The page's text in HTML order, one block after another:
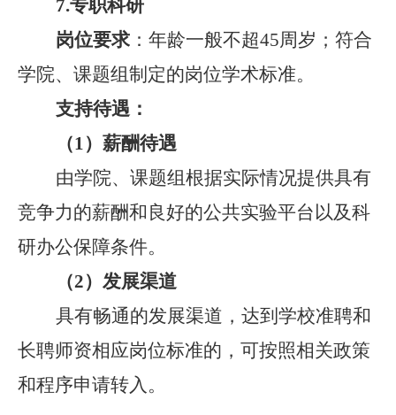
7.专职科研
岗位要求 ：年龄一般不超45周岁；符合
学院、课题组制定的岗位学术标准。
支持待遇：
（1） 薪酬待遇
由学院、课题组根据实际情况提供具有
竞争力的薪酬和良好的公共实验平台以及科
研办公保障条件。
（2） 发展渠道
具有畅通的发展渠道，达到学校准聘和
长聘师资相应岗位标准的，可按照相关政策
和程序申请转入。